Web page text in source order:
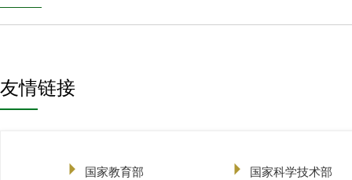
友情链接
国家教育部 国家科学技术部